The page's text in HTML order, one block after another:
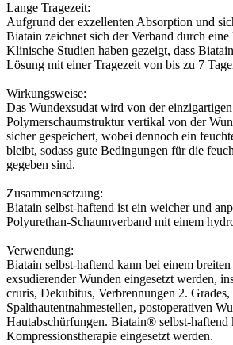
Lange Tragezeit:
Aufgrund der exzellenten Absorption und
Biatain zeichnet sich der Verband durch eine
Klinische Studien haben gezeigt, dass
Lösung mit einer Tragezeit von bis zu 7
Wirkungsweise:
Das Wundexsudat wird von der
Polymerschaumstruktur vertikal von der
sicher gespeichert, wobei dennoch ein
bleibt, sodass gute Bedingungen für die
gegeben sind.
Zusammensetzung:
Biatain selbst-haftend ist ein weicher und
Polyurethan-Schaumverband mit einem
Verwendung:
Biatain selbst-haftend kann bei einem
exsudierender Wunden eingesetzt werden,
cruris, Dekubitus, Verbrennungen 2. Grades,
Spalthautentnahmestellen, postoperativen
Hautabschürfungen. Biatain® selbst-haftend
Kompressionstherapie eingesetzt werden.